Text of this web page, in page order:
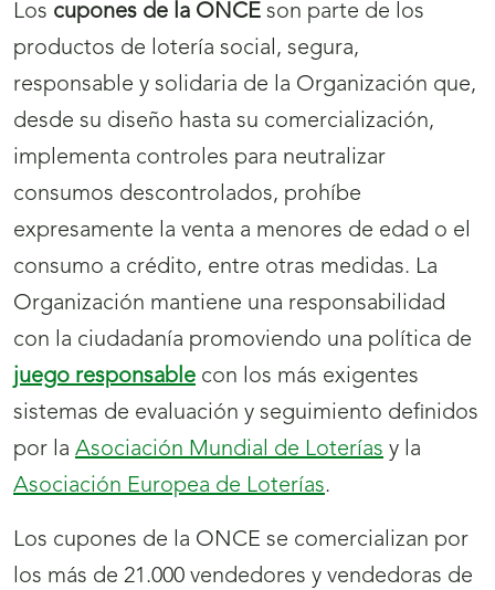
Los cupones de la ONCE son parte de los
productos de lotería social, segura,
responsable y solidaria de la Organización que,
desde su diseño hasta su comercialización,
implementa controles para neutralizar
consumos descontrolados, prohíbe
expresamente la venta a menores de edad o el
consumo a crédito, entre otras medidas. La
Organización mantiene una responsabilidad
con la ciudadanía promoviendo una política de
juego responsable con los más exigentes
sistemas de evaluación y seguimiento definidos
por la Asociación Mundial de Loterías y la
Asociación Europea de Loterías.
Los cupones de la ONCE se comercializan por
los más de 21.000 vendedores y vendedoras de